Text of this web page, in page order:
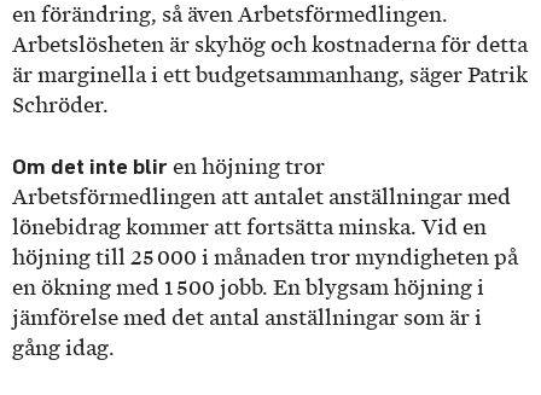
en förändring, så även Arbetsförmedlingen.
Arbetslösheten är skyhög och kostnaderna för detta
är marginella i ett budgetsammanhang, säger Patrik
Schröder.
Om det inte blir en höjning tror
Arbetsförmedlingen att antalet anställningar med
lönebidrag kommer att fortsätta minska. Vid en
höjning till 25 000 i månaden tror myndigheten på
en ökning med 1 500 jobb. En blygsam höjning i
jämförelse med det antal anställningar som är i
gång idag.